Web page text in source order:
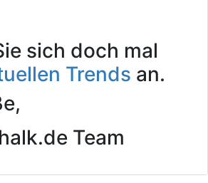
sich doch mal
Trends an.
Team